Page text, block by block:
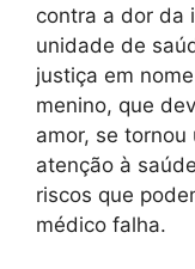
contra a dor da
unidade de
justiça em
menino, que
amor, se
atenção à
riscos que
médico falha.